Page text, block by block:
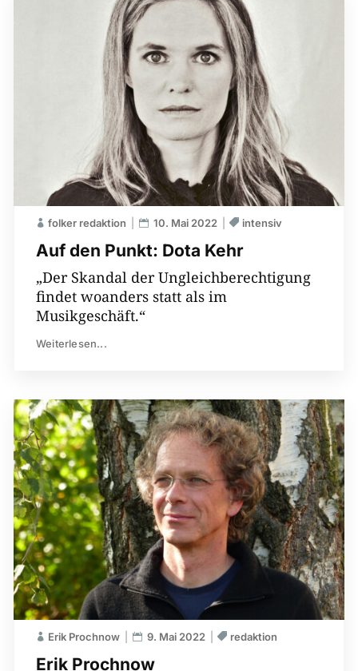
Auf den Punkt: Dota Kehr
folker redaktion 10. Mai 2022 intensiv
„Der Skandal der Ungleichberechtigung
findet woanders statt als im
Musikgeschäft.“
Weiterlesen...
Erik Prochnow
Erik Prochnow 9. Mai 2022 redaktion